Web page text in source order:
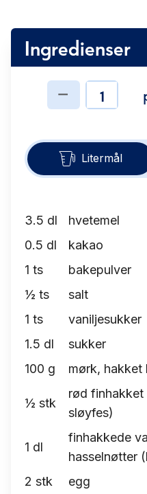
Ingredienser
Litermål
3.5 dl
hvetemel
0.5 dl
kakao
1 ts
bakepulver
½ ts
salt
1 ts
vaniljesukker
1.5 dl
sukker
100 g mørk, hakket
½ stk
rød finhakket
sløyfes)
1 dl
finhakkede
hasselnøtter
2 stk
egg